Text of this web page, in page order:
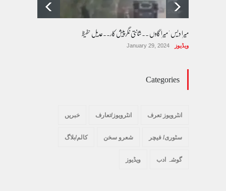
میرا دیس ' میرا گاوں ۔۔شانتی نگرپیش کار۔۔عدیل حفیظ
ویڈیوز January 29, 2024
Categories
انٹرویوز تعرف انٹرویوز/تعارف خبریں
سٹوری/ فیچر شعرو سخن کالم/بلاگ
گوشہ ادب ویڈیوز